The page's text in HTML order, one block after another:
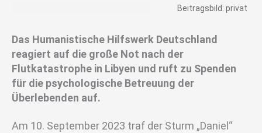
Beitragsbild: privat
Das Humanistische Hilfswerk Deutschland
reagiert auf die große Not nach der
Flutkatastrophe in Libyen und ruft zu Spenden
für die psychologische Betreuung der
Überlebenden auf.
Am 10. September 2023 traf der Sturm „Daniel“